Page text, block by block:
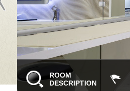
ROOM
DESCRIPTION